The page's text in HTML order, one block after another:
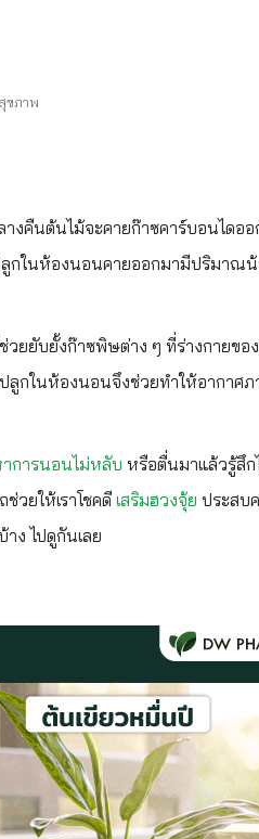
ขภาพ
งคืนต้นไม้จะคายก๊าซคาร์บอนไดออ
กในห้องนอนคายออกมามีปริมาณน้
ยับยั้งก๊าซพิษต่าง ๆ ที่ร่างกายของ
ลูกในห้องนอนจึงช่วยทำให้อากาศ
การนอนไม่หลับ หรือตื่นมาแล้วรู้สึ
วยให้เราโชคดี เสริมฮวงจุ้ย ประสบ
ง ไปดูกันเลย